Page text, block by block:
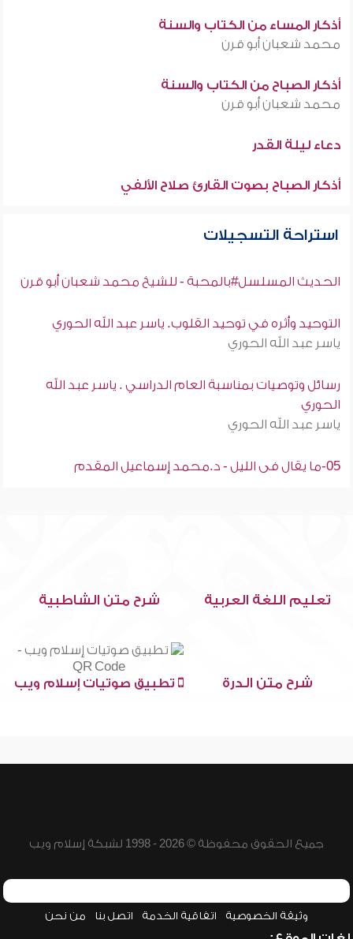
أذكار المساء من الكتاب والسنة
محمد شعبان أبو قرن
أذكار الصباح من الكتاب والسنة
محمد شعبان أبو قرن
دعاء ليلة القدر
أذكار الصباح بصوت القارئ صلاح الألفي
استراحة التسجيلات
الحديث المسلسل#بالمحبة - للشيخ محمد شعبان أبو قرن
التوحيد وأثره في توحيد القلوب. ياسر عبد الله الحوري
ياسر عبد الله الحوري
رسائل وتوصيات بمناسبة العام الدراسي . ياسر عبد الله
الحوري
ياسر عبد الله الحوري
05-ما يقال فى الليل - د.محمد إسماعيل المقدم
تعليم اللغة العربية شرح متن الشاطبية
شرح متن الدرة تطبيق صوتيات إسلام ويب
جميع الحقوق محفوظة © 2026 - 1998 لشبكة إسلام ويب
وثيقة الخصوصية اتفاقية الخدمة اتصل بنا من نحن